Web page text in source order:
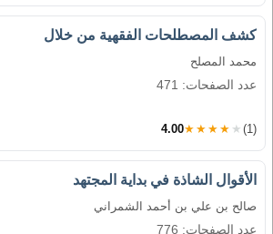
كشف المصطلحات الفقهية من خلال
محمد المصلح
عدد الصفحات: 471
4.00★★★★★ (1)
الأقوال الشاذة في بداية المجتهد
صالح بن علي بن أحمد الشمراني
عدد الصفحات: 776